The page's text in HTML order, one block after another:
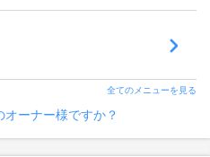
全てのメニューを見る
ーナー様ですか？